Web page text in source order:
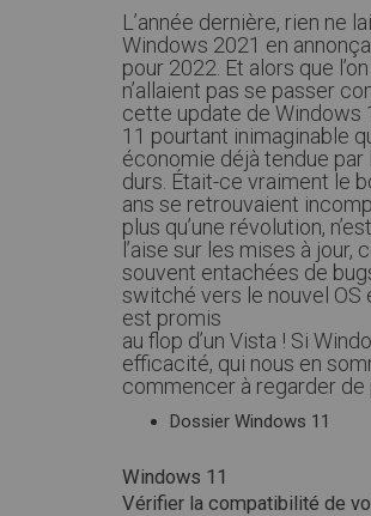
L’année dernière, rien ne
Windows 2021 en
pour 2022. Et alors que
n’allaient pas se passer
cette update de Windows
11 pourtant inimaginable
économie déjà tendue
durs. Était-ce vraiment le
ans se retrouvaient
plus qu’une révolution,
l’aise sur les mises à
souvent entachées de
switché vers le nouvel OS
est promis
au flop d’un Vista ! Si
efficacité, qui nous en
commencer à regarder de
Dossier Windows 11
Windows 11
Vérifier la compatibilité de